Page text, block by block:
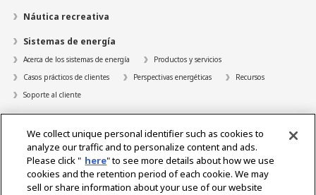
Náutica recreativa
Sistemas de energía
Acerca de los sistemas de energía
Productos y servicios
Casos prácticos de clientes
Perspectivas energéticas
Recursos
Soporte al cliente
Contacto
Acerca de nosotros
Mensaje del Presidente Nuestra misión Áreas de negocio
We collect unique personal identifier such as cookies to
analyze our traffic and to personalize content and ads.
Please click " here" to see more details about how we use
cookies and the retention period of each cookie. We may
sell or share information about your use of our website